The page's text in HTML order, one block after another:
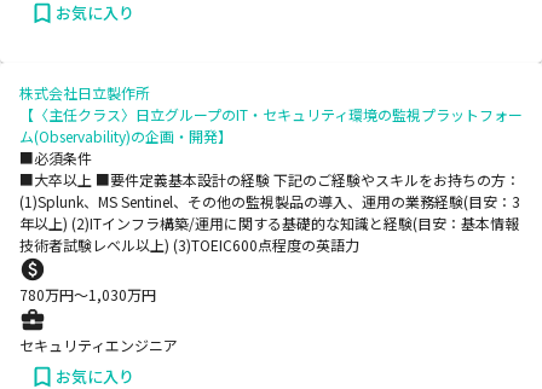
お気に入り
株式会社日立製作所
【〈主任クラス〉日立グループのIT・セキュリティ環境の監視プラットフォー
ム(Observability)の企画・開発】
■必須条件
■大卒以上 ■要件定義基本設計の経験 下記のご経験やスキルをお持ちの方：
(1)Splunk、MS Sentinel、その他の監視製品の導入、運用の業務経験(目安：3
年以上) (2)ITインフラ構築/運用に関する基礎的な知識と経験(目安：基本情報
技術者試験レベル以上) (3)TOEIC600点程度の英語力
780万円〜1,030万円
セキュリティエンジニア
お気に入り